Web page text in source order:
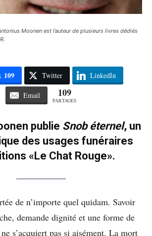
Moonen est l’auteur de plusieurs livres dédiés
109 Twitter LinkedIn
Email 109
PARTAGES
publie Snob éternel, un
des usages funéraires
«Le Chat Rouge».
de n’importe quel quidam. Savoir
demande dignité et une forme de
s’acquiert pas si aisément. La mort